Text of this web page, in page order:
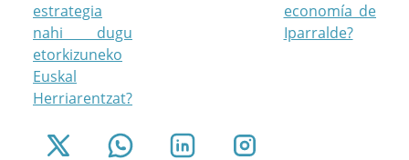
estrategia
nahi dugu
etorkizuneko
Euskal
Herriarentzat?
economía de
Iparralde?